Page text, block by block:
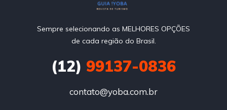
Sempre selecionando as MELHORES OPÇÕES
de cada região do Brasil.
(12) 99137-0836
contato@yoba.com.br